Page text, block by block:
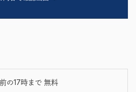
の17時まで 無料